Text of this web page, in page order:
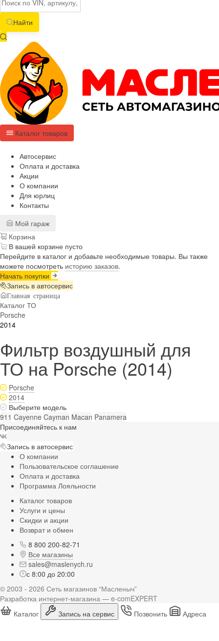
Найти
Каталог товаров
Автосервис
Оплата и доставка
Акции
О компании
Для юрлиц
Контакты
Мой гараж
Корзина
В вашей корзине пусто
Перейдите в каталог и добавьте необходимые товары. Вы также
можете посмотреть историю заказов.
Начать покупки
Запись в автосервис
Главная страница
Каталог ТО
Porsche
2014
Фильтр воздушный для
ТО на Porsche (2014)
Porsche
2014
Выберите модель
911 Cayenne Cayman Macan Panamera
Присоединяйтесь к нам
Запись в автосервис
О компании
Пользовательское соглашение
Оплата и доставка
Программа Лояльности
Каталог товаров
Услуги и цены
Скидки и акции
Возврат и обмен
8 800 200-82-71
Все магазины
sales@maslenych.ru
с 8:00 до 20:00
© 2003 - 2026 Сеть магазинов “Масленыч”
Разработка интернет-магазина — e-comEXPERT
Каталог
Запись на сервис Позвонить Адреса